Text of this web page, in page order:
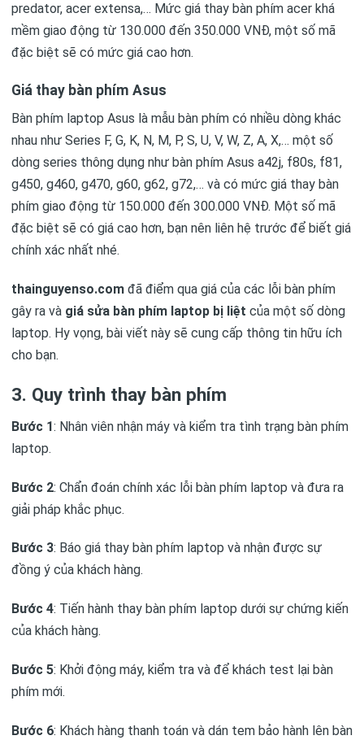
predator, acer extensa,… Mức giá thay bàn phím acer khá
mềm giao động từ 130.000 đến 350.000 VNĐ, một số mã
đặc biệt sẽ có mức giá cao hơn.
Giá thay bàn phím Asus
Bàn phím laptop Asus là mẫu bàn phím có nhiều dòng khác
nhau như Series F, G, K, N, M, P, S, U, V, W, Z, A, X,… một số
dòng series thông dụng như bàn phím Asus a42j, f80s, f81,
g450, g460, g470, g60, g62, g72,… và có mức giá thay bàn
phím giao động từ 150.000 đến 300.000 VNĐ. Một số mã
đặc biệt sẽ có giá cao hơn, bạn nên liên hệ trước để biết giá
chính xác nhất nhé.
thainguyenso.com đã điểm qua giá của các lỗi bàn phím
gây ra và giá sửa bàn phím laptop bị liệt của một số dòng
laptop. Hy vọng, bài viết này sẽ cung cấp thông tin hữu ích
cho bạn.
3. Quy trình thay bàn phím
Bước 1: Nhân viên nhận máy và kiểm tra tình trạng bàn phím
laptop.
Bước 2: Chẩn đoán chính xác lỗi bàn phím laptop và đưa ra
giải pháp khắc phục.
Bước 3: Báo giá thay bàn phím laptop và nhận được sự
đồng ý của khách hàng.
Bước 4: Tiến hành thay bàn phím laptop dưới sự chứng kiến
của khách hàng.
Bước 5: Khởi động máy, kiểm tra và để khách test lại bàn
phím mới.
Bước 6: Khách hàng thanh toán và dán tem bảo hành lên bàn